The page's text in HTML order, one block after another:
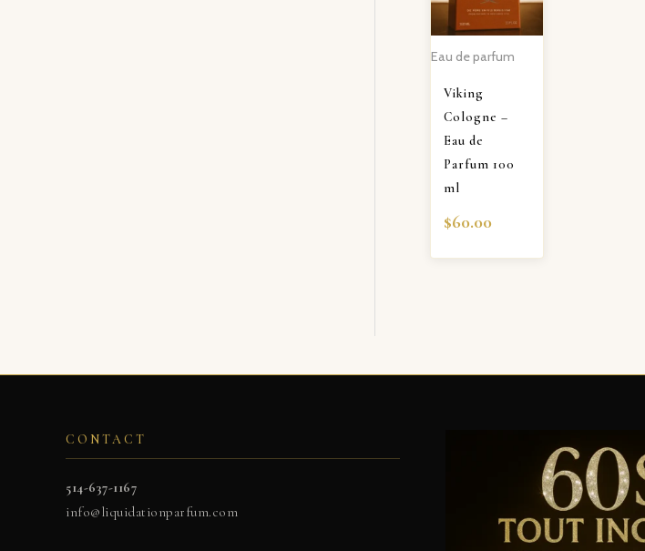
Eau de parfum
Viking
Cologne –
Eau de
Parfum 100
ml
$60.00
CONTACT
514-637-1167
info@liquidationparfum.com